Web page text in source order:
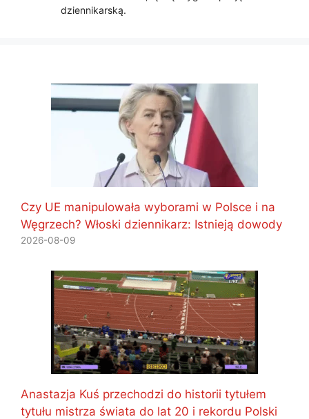
dziennikarską.
Czy UE manipulowała wyborami w Polsce i na
Węgrzech? Włoski dziennikarz: Istnieją dowody
2026-08-09
Anastazja Kuś przechodzi do historii tytułem
tytułu mistrza świata do lat 20 i rekordu Polski